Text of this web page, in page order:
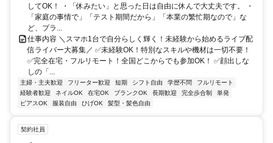
してOK！ ・「休みたい」と思った日は自由に休んで大丈夫です。 ・
「家庭の事情で」「テスト期間だから」「本業の繁忙期なので」な
ど、プラ...
仕事内容 ＼スマホ1台で自分らしく輝く！未経験から始めるライブ配
信ライバー大募集／ ✅未経験OK！特別なスキルや機材は一切不要！
✅完全在宅・フルリモート！全国どこからでも参加OK！ ✅顔出しな
しの「...
主婦・主夫歓迎 フリーター歓迎 短期 シフト自由 学歴不問
フルリモート
経験者歓迎
ネイルOK 在宅OK ブランクOK 長期歓迎 完全歩合制
単発
ピアスOK
服装自由 ひげOK 髪型・髪色自由
契約社員